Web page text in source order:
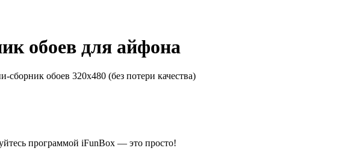
обоев для айфона
сборник обоев 320x480 (без потери качества)
программой iFunBox — это просто!